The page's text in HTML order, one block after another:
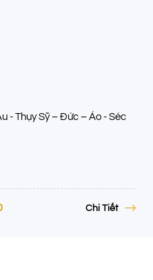
- Thụy Sỹ – Đức – Áo - Séc
Chi Tiết